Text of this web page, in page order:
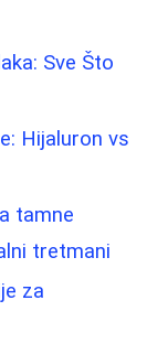
Sve Što
Hijaluron vs
tamne
tretmani
za